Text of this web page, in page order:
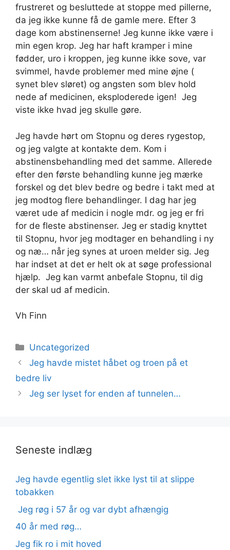
frustreret og besluttede at stoppe med pillerne,
da jeg ikke kunne få de gamle mere. Efter 3
dage kom abstinenserne! Jeg kunne ikke være i
min egen krop. Jeg har haft kramper i mine
fødder, uro i kroppen, jeg kunne ikke sove, var
svimmel, havde problemer med mine øjne (
synet blev sløret) og angsten som blev hold
nede af medicinen, eksploderede igen! Jeg
viste ikke hvad jeg skulle gøre.
Jeg havde hørt om Stopnu og deres rygestop,
og jeg valgte at kontakte dem. Kom i
abstinensbehandling med det samme. Allerede
efter den første behandling kunne jeg mærke
forskel og det blev bedre og bedre i takt med at
jeg modtog flere behandlinger. I dag har jeg
været ude af medicin i nogle mdr. og jeg er fri
for de fleste abstinenser. Jeg er stadig knyttet
til Stopnu, hvor jeg modtager en behandling i ny
og næ… når jeg synes at uroen melder sig. Jeg
har indset at det er helt ok at søge professional
hjælp. Jeg kan varmt anbefale Stopnu, til dig
der skal ud af medicin.
Vh Finn
Kategorier
Uncategorized
Jeg havde mistet håbet og troen på et
bedre liv
Jeg ser lyset for enden af tunnelen…
Seneste indlæg
Jeg havde egentlig slet ikke lyst til at slippe
tobakken
Jeg røg i 57 år og var dybt afhængig
40 år med røg…
Jeg fik ro i mit hoved